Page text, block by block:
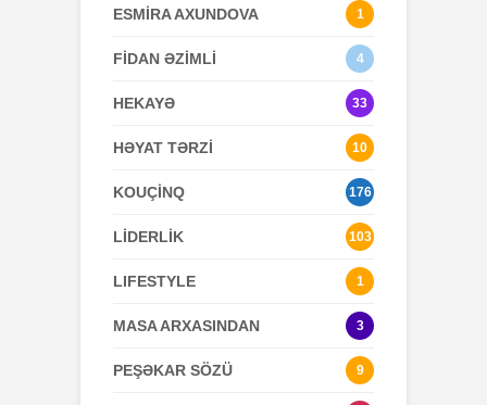
ESMİRA AXUNDOVA 1
FİDAN ƏZİMLİ 4
HEKAYƏ 33
HƏYAT TƏRZİ 10
KOUÇİNQ 176
LİDERLİK 103
LIFESTYLE 1
MASA ARXASINDAN 3
PEŞƏKAR SÖZÜ 9